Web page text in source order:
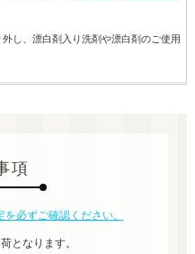
し、漂白剤入り洗剤や漂白剤のご使用
項
必ずご確認ください。
となります。